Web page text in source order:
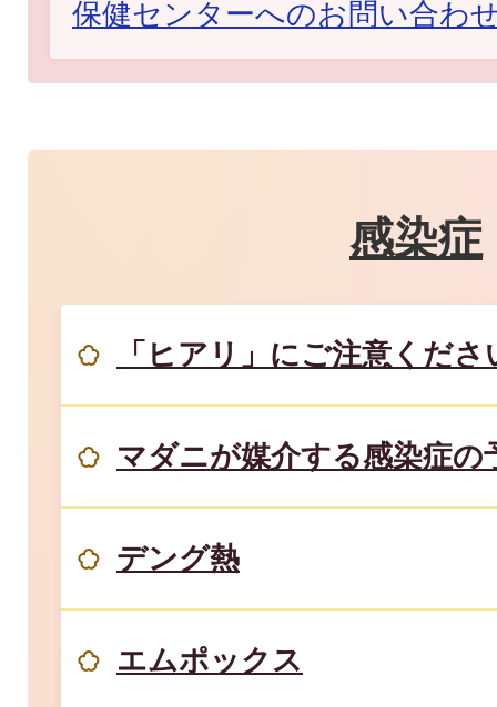
保健センターへのお問い合わ
感染症
「ヒアリ」にご注意くださ
マダニが媒介する感染症の
デング熱
エムポックス